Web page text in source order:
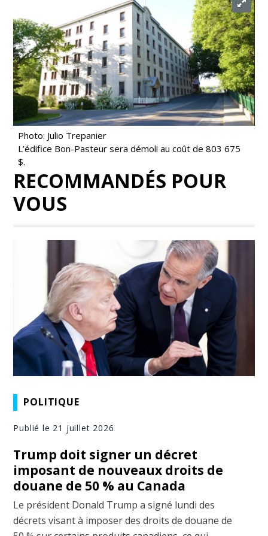
Photo: Julio Trepanier
L’édifice Bon-Pasteur sera démoli au coût de 803 675
$.
RECOMMANDÉS POUR
VOUS
POLITIQUE
Publié le 21 juillet 2026
Trump doit signer un décret
imposant de nouveaux droits de
douane de 50 % au Canada
Le président Donald Trump a signé lundi des
décrets visant à imposer des droits de douane de